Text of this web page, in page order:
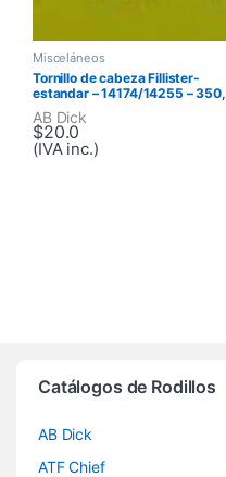
Misceláneos
Tornillo de cabeza Fillister-
estandar – 14174/14255 – 350,
360, 375, Series 88, Series 98
AB Dick
$20.0
(IVA inc.)
Catálogos de Rodillos
AB Dick
ATF Chief